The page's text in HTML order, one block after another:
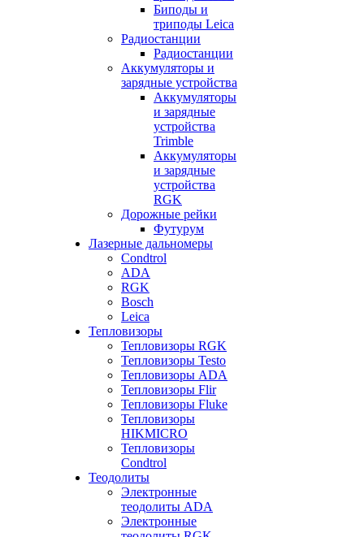
Биподы и
триподы Leica
Радиостанции
Радиостанции
Аккумуляторы и
зарядные устройства
Аккумуляторы
и зарядные
устройства
Trimble
Аккумуляторы
и зарядные
устройства
RGK
Дорожные рейки
Футурум
Лазерные дальномеры
Condtrol
ADA
RGK
Bosch
Leica
Тепловизоры
Тепловизоры RGK
Тепловизоры Testo
Тепловизоры ADA
Тепловизоры Flir
Тепловизоры Fluke
Тепловизоры
HIKMICRO
Тепловизоры
Condtrol
Теодолиты
Электронные
теодолиты ADA
Электронные